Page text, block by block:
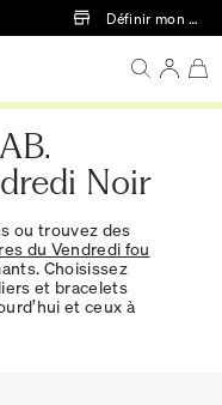
au contenu principal
Définir mon
Noir
ou trouvez des
du Vendredi fou
Choisissez
et bracelets
et ceux à